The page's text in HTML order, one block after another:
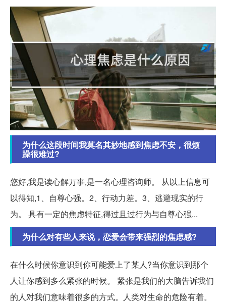
为什么这段时间我莫名其妙地感到焦虑不安，很烦
躁很难过?
您好,我是读心解万事,是一名心理咨询师。 从以上信息可
以得知,1、自尊心强。2、行动力差。3、逃避现实的行
为。 具有一定的焦虑特征,得过且过行为与自尊心强...
为什么对有些人来说，恋爱会带来强烈的焦虑感?
在什么时候你意识到你可能爱上了某人?当你意识到那个
人让你感到多么紧张的时候。 紧张是我们的大脑告诉我们
的人对我们意味着很多的方式。人类对生命的危险有着。